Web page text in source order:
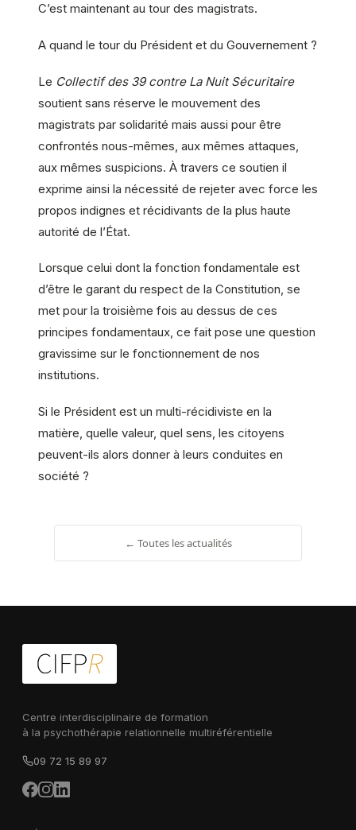
C’est maintenant au tour des magistrats.
A quand le tour du Président et du Gouvernement ?
Le Collectif des 39 contre La Nuit Sécuritaire
soutient sans réserve le mouvement des
magistrats par solidarité mais aussi pour être
confrontés nous-mêmes, aux mêmes attaques,
aux mêmes suspicions. À travers ce soutien il
exprime ainsi la nécessité de rejeter avec force les
propos indignes et récidivants de la plus haute
autorité de l’État.
Lorsque celui dont la fonction fondamentale est
d’être le garant du respect de la Constitution, se
met pour la troisième fois au dessus de ces
principes fondamentaux, ce fait pose une question
gravissime sur le fonctionnement de nos
institutions.
Si le Président est un multi-récidiviste en la
matière, quelle valeur, quel sens, les citoyens
peuvent-ils alors donner à leurs conduites en
société ?
← Toutes les actualités
Centre interdisciplinaire de formation
à la psychothérapie relationnelle multiréférentielle
09 72 15 89 97